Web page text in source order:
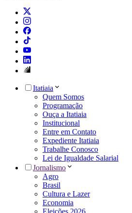
Itatiaia
Quem Somos
Programação
Ouça a Itatiaia
Institucional
Entre em Contato
Expediente Itatiaia
Trabalhe Conosco
Lei de Igualdade Salarial
Jornalismo
Agro
Brasil
Cultura e Lazer
Economia
Eleições 2026